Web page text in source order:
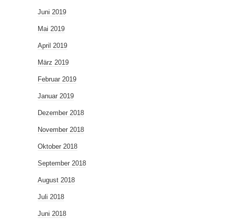
Juni 2019
Mai 2019
April 2019
März 2019
Februar 2019
Januar 2019
Dezember 2018
November 2018
Oktober 2018
September 2018
August 2018
Juli 2018
Juni 2018